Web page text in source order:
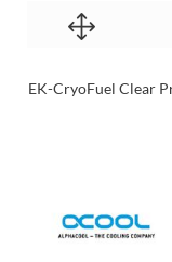
EK-CryoFuel Clear